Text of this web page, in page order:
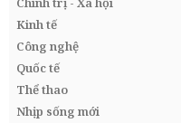
Kinh tế
Công nghệ
Quốc tế
Thể thao
Nhịp sống mới